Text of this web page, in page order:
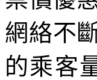
網絡不
的乘客